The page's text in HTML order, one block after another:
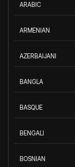
ARABIC
ARMENIAN
AZERBAIJANI
BANGLA
BASQUE
BENGALI
BOSNIAN